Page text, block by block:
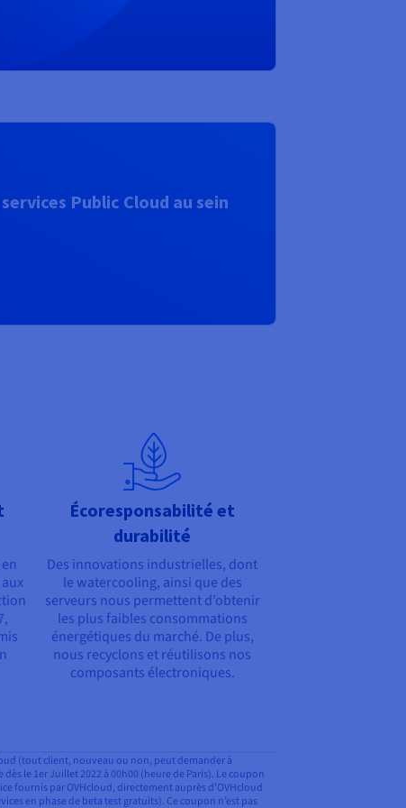
Public Cloud au sein
Écoresponsabilité et
durabilité
Des innovations industrielles, dont
le watercooling, ainsi que des
serveurs nous permettent d’obtenir
les plus faibles consommations
énergétiques du marché. De plus,
nous recyclons et réutilisons nos
composants électroniques.
(tout client, nouveau ou non, peut demander à
le 1er Juillet 2022 à 00h00 (heure de Paris). Le coupon
fournis par OVHcloud, directement auprès d’OVHcloud
en phase de beta test gratuits). Ce coupon n’est pas